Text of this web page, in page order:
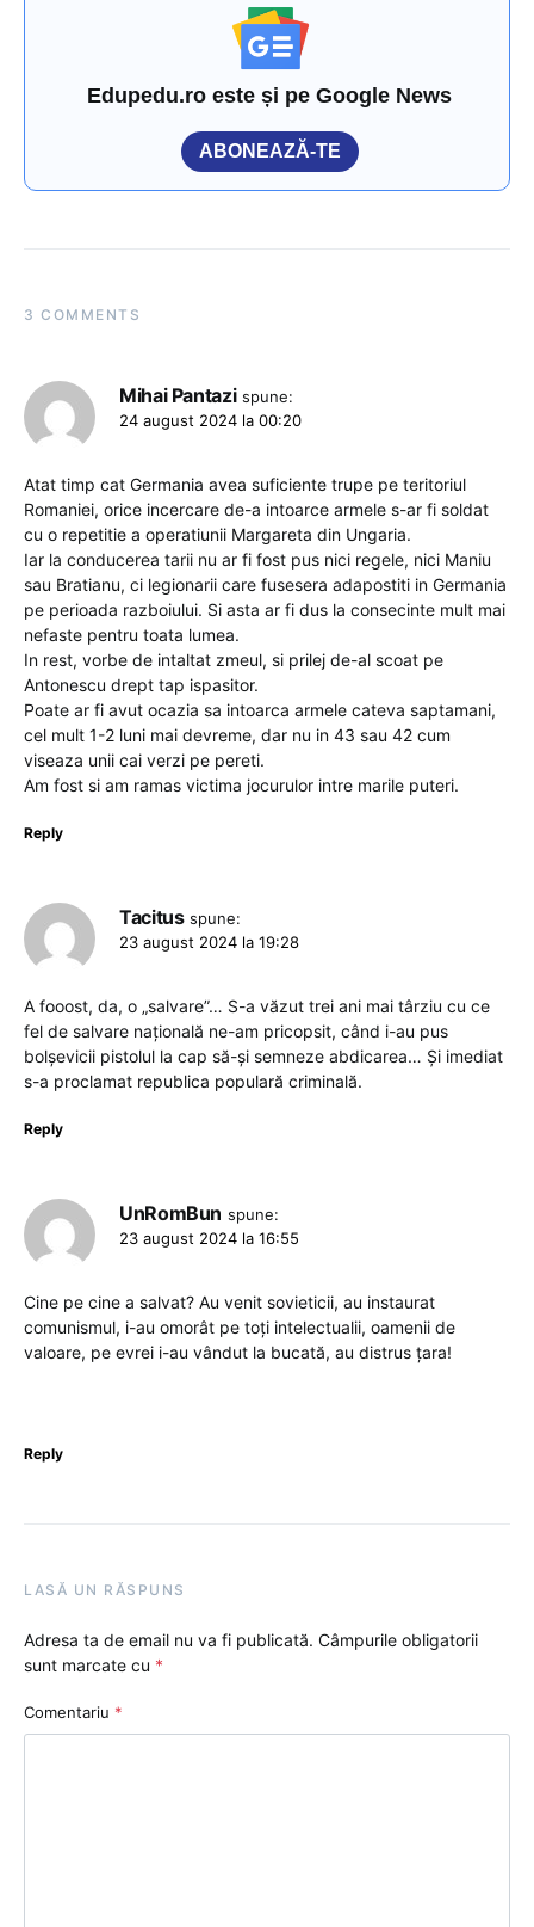
Edupedu.ro este și pe Google News
ABONEAZĂ-TE
3 COMMENTS
Mihai Pantazi spune:
24 august 2024 la 00:20
Atat timp cat Germania avea suficiente trupe pe teritoriul
Romaniei, orice incercare de-a intoarce armele s-ar fi soldat
cu o repetitie a operatiunii Margareta din Ungaria.
Iar la conducerea tarii nu ar fi fost pus nici regele, nici Maniu
sau Bratianu, ci legionarii care fusesera adapostiti in Germania
pe perioada razboiului. Si asta ar fi dus la consecinte mult mai
nefaste pentru toata lumea.
In rest, vorbe de intaltat zmeul, si prilej de-al scoat pe
Antonescu drept tap ispasitor.
Poate ar fi avut ocazia sa intoarca armele cateva saptamani,
cel mult 1-2 luni mai devreme, dar nu in 43 sau 42 cum
viseaza unii cai verzi pe pereti.
Am fost si am ramas victima jocurulor intre marile puteri.
Reply
Tacitus spune:
23 august 2024 la 19:28
A fooost, da, o „salvare”… S-a văzut trei ani mai târziu cu ce
fel de salvare națională ne-am pricopsit, când i-au pus
bolșevicii pistolul la cap să-și semneze abdicarea… Și imediat
s-a proclamat republica populară criminală.
Reply
UnRomBun spune:
23 august 2024 la 16:55
Cine pe cine a salvat? Au venit sovieticii, au instaurat
comunismul, i-au omorât pe toți intelectualii, oamenii de
valoare, pe evrei i-au vândut la bucată, au distrus țara!
Reply
LASĂ UN RĂSPUNS
Adresa ta de email nu va fi publicată. Câmpurile obligatorii
sunt marcate cu *
Comentariu *